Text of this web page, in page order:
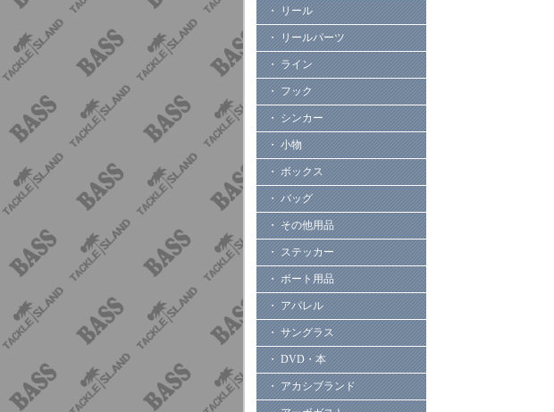
・ リール
・ リールパーツ
・ ライン
・ フック
・ シンカー
・ 小物
・ ボックス
・ バッグ
・ その他用品
・ ステッカー
・ ボート用品
・ アパレル
・ サングラス
・ DVD・本
・ アカシブランド